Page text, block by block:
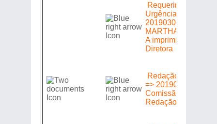
Requerimento de
Urgência =>
20190301606 =>
MARTHA ROCHA
A imprimir e à Mesa
Diretora
Redação do
=> 20190301606 =>
Comissão de
Redação